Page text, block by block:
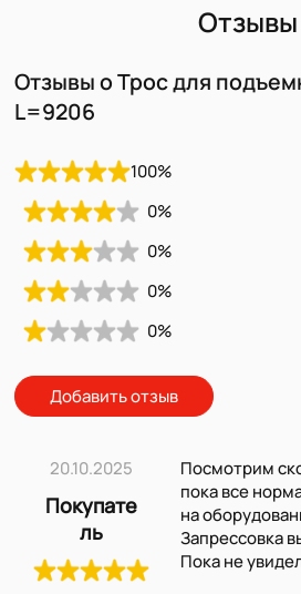
Отзывы
Отзывы о Трос для
L=9206
100%
0%
0%
0%
0%
Добавить отзыв
20.10.2025
Покупате
ль
Посмотрим
пока все
на
Запрессовка
Пока не